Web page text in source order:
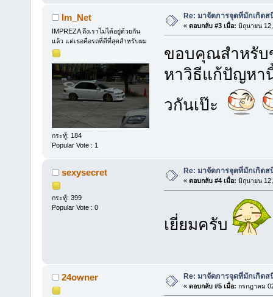
Im_Net
IMPREZA ถึงเราไม่ได้อยู่ด้วยกัน
แล้ว แต่เธอคือรถที่ดีที่สุดสำหรับผม
กระทู้: 184
Popular Vote : 1
Re: มาจัดการจุดที่มักเกิดส
« ตอบกลับ #3 เมื่อ: มิถุนายน
ขอบคุณสำหรั
หาวิธีแก้ปัญหา
วกันเป๊ะ
sexysecret
กระทู้: 399
Popular Vote : 0
Re: มาจัดการจุดที่มักเกิดส
« ตอบกลับ #4 เมื่อ: มิถุนายน
เยี่ยมครับ
24owner Re: มาจัดการจุดที่มักเกิดส
« ตอบกลับ #5 เมื่อ: กรกฎาคม